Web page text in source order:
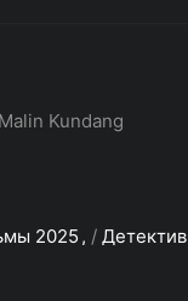
Kundang
2025 / Детектив